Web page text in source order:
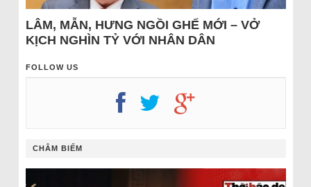
LÂM, MẪN, HƯNG NGỒI GHẾ MỚI – VỞ
KỊCH NGHÌN TỶ VỚI NHÂN DÂN
FOLLOW US
CHÂM BIẾM